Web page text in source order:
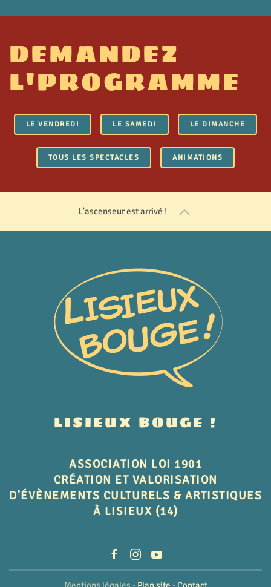
DEMANDEZ
L'PROGRAMME
LE VENDREDI LE SAMEDI LE DIMANCHE
TOUS LES SPECTACLES ANIMATIONS
L'ascenseur est arrivé !
LISIEUX BOUGE !
ASSOCIATION LOI 1901
CRÉATION ET VALORISATION
D'ÉVÈNEMENTS CULTURELS & ARTISTIQUES
À LISIEUX (14)